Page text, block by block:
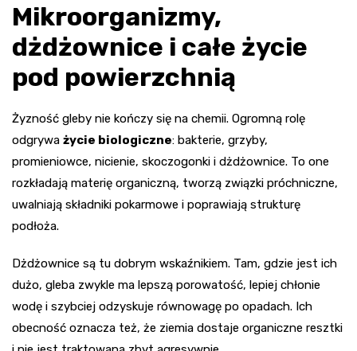
Mikroorganizmy,
dżdżownice i całe życie
pod powierzchnią
Żyzność gleby nie kończy się na chemii. Ogromną rolę
odgrywa życie biologiczne: bakterie, grzyby,
promieniowce, nicienie, skoczogonki i dżdżownice. To one
rozkładają materię organiczną, tworzą związki próchniczne,
uwalniają składniki pokarmowe i poprawiają strukturę
podłoża.
Dżdżownice są tu dobrym wskaźnikiem. Tam, gdzie jest ich
dużo, gleba zwykle ma lepszą porowatość, lepiej chłonie
wodę i szybciej odzyskuje równowagę po opadach. Ich
obecność oznacza też, że ziemia dostaje organiczne resztki